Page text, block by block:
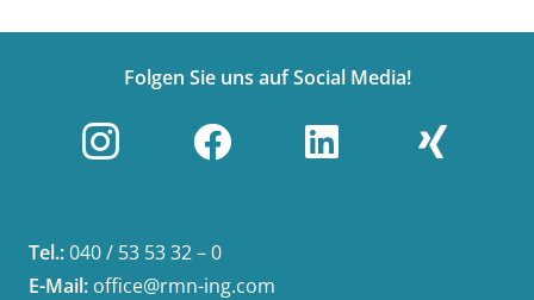
Folgen Sie uns auf Social Media!
Tel.:040 / 53 53 32 – 0
E-Mail: office@rmn-ing.com